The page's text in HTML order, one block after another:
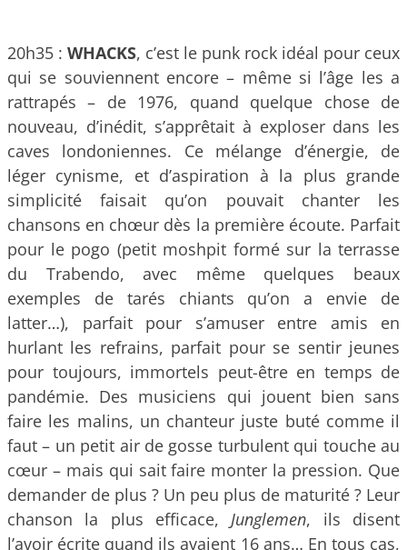
20h35 : WHACKS, c’est le punk rock idéal pour ceux
qui se souviennent encore – même si l’âge les a
rattrapés – de 1976, quand quelque chose de
nouveau, d’inédit, s’apprêtait à exploser dans les
caves londoniennes. Ce mélange d’énergie, de
léger cynisme, et d’aspiration à la plus grande
simplicité faisait qu’on pouvait chanter les
chansons en chœur dès la première écoute. Parfait
pour le pogo (petit moshpit formé sur la terrasse
du Trabendo, avec même quelques beaux
exemples de tarés chiants qu’on a envie de
latter…), parfait pour s’amuser entre amis en
hurlant les refrains, parfait pour se sentir jeunes
pour toujours, immortels peut-être en temps de
pandémie. Des musiciens qui jouent bien sans
faire les malins, un chanteur juste buté comme il
faut – un petit air de gosse turbulent qui touche au
cœur – mais qui sait faire monter la pression. Que
demander de plus ? Un peu plus de maturité ? Leur
chanson la plus efficace,Junglemen, ils disent
l’avoir écrite quand ils avaient 16 ans… En tous cas,